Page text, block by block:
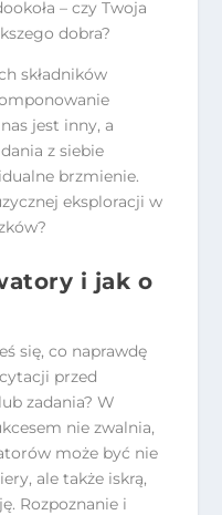
– czy Twoja
dobra?
składników
jest inny, a
z siebie
brzmienie.
eksploracji w
i jak o
się, co naprawdę
przed
zadania? W
nie zwalnia,
może być nie
ale także iskrą,
Rozpoznanie i